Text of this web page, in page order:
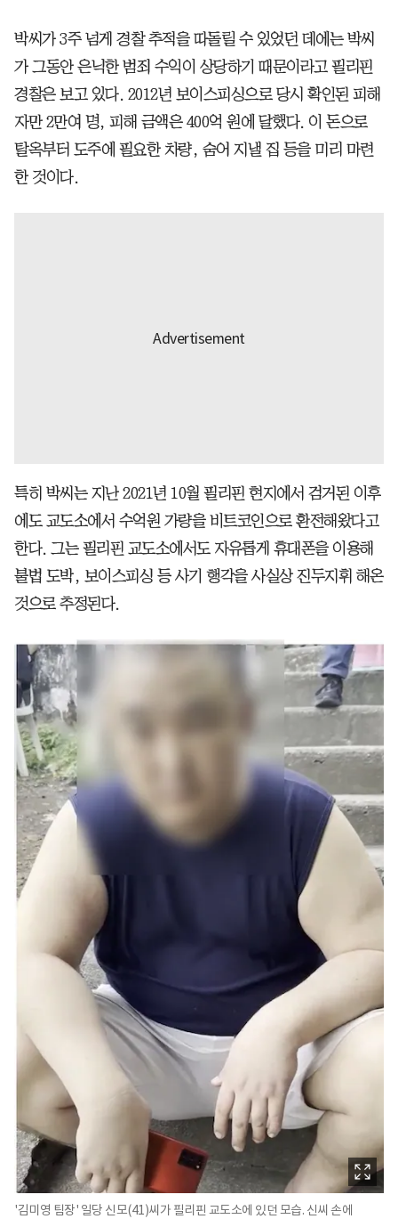
박씨가 3주 넘게 경찰 추적을 따돌릴 수 있었던 데에는 박씨
가 그동안 은닉한 범죄 수익이 상당하기 때문이라고 필리핀
경찰은 보고 있다. 2012년 보이스피싱으로 당시 확인된 피해
자만 2만여 명, 피해 금액은 400억 원에 달했다. 이 돈으로
탈옥부터 도주에 필요한 차량, 숨어 지낼 집 등을 미리 마련
한 것이다.
특히 박씨는 지난 2021년 10월 필리핀 현지에서 검거된 이후
에도 교도소에서 수억원 가량을 비트코인으로 환전해왔다고
한다. 그는 필리핀 교도소에서도 자유롭게 휴대폰을 이용해
불법 도박, 보이스피싱 등 사기 행각을 사실상 진두지휘 해온
것으로 추정된다.
'김미영 팀장' 일당 신모(41)씨가 필리핀 교도소에 있던 모습. 신씨 손에